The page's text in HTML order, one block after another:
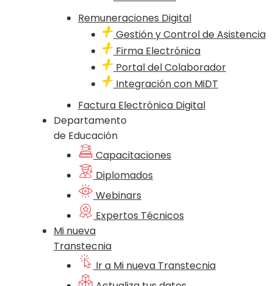
Remuneraciones Digital
Gestión y Control de Asistencia
Firma Electrónica
Portal del Colaborador
Integración con MiDT
Factura Electrónica Digital
Departamento
de Educación
Capacitaciones
Diplomados
Webinars
Expertos Técnicos
Mi nueva
Transtecnia
Ir a Mi nueva Transtecnia